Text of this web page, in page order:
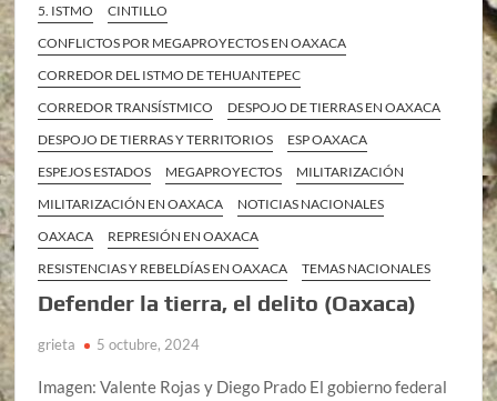
5. ISTMO
CINTILLO
CONFLICTOS POR MEGAPROYECTOS EN OAXACA
CORREDOR DEL ISTMO DE TEHUANTEPEC
CORREDOR TRANSÍSTMICO
DESPOJO DE TIERRAS EN OAXACA
DESPOJO DE TIERRAS Y TERRITORIOS
ESP OAXACA
ESPEJOS ESTADOS
MEGAPROYECTOS
MILITARIZACIÓN
MILITARIZACIÓN EN OAXACA
NOTICIAS NACIONALES
OAXACA
REPRESIÓN EN OAXACA
RESISTENCIAS Y REBELDÍAS EN OAXACA
TEMAS NACIONALES
Defender la tierra, el delito (Oaxaca)
grieta 5 octubre, 2024
Imagen: Valente Rojas y Diego Prado El gobierno federal